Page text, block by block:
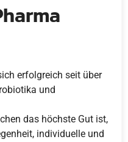
erfolgreich seit über
und
das höchste Gut ist,
individuelle und